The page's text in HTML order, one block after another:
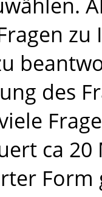
des
ca